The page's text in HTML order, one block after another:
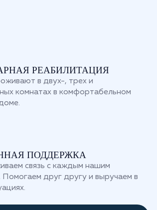
РЕАБИЛИТАЦИЯ
в двух-, трех и
комнатах в комфортабельном
ПОДДЕРЖКА
связь с каждым нашим
Помогаем друг другу и выручаем в